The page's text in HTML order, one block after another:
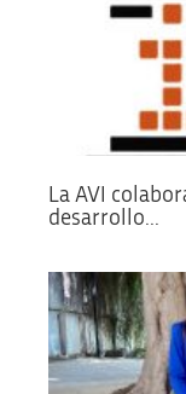
La AVI
desarrollo...